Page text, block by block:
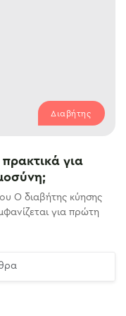
Διαβήτης
για
Ο διαβήτης κύησης
για πρώτη